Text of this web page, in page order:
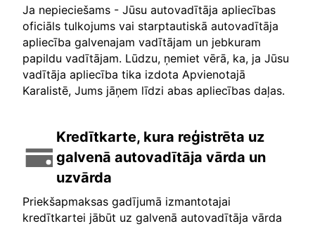
Ja nepieciešams - Jūsu autovadītāja apliecības
oficiāls tulkojums vai starptautiskā autovadītāja
apliecība galvenajam vadītājam un jebkuram
papildu vadītājam. Lūdzu, ņemiet vērā, ka, ja Jūsu
vadītāja apliecība tika izdota Apvienotajā
Karalistē, Jums jāņem līdzi abas apliecības daļas.
Kredītkarte, kura reģistrēta uz
galvenā autovadītāja vārda un
uzvārda
Priekšapmaksas gadījumā izmantotajai
kredītkartei jābūt uz galvenā autovadītāja vārda